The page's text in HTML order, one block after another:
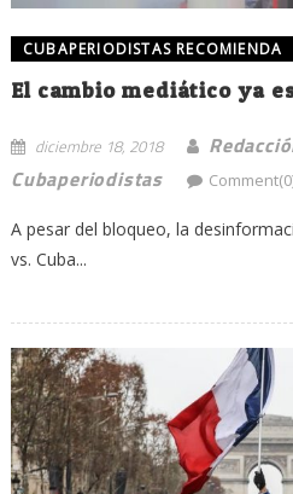
CUBAPERIODISTAS RECOMIENDA
El cambio mediático ya
diciembre 18, 2018
Cubaperiodistas
A pesar del bloqueo, la
vs. Cuba...